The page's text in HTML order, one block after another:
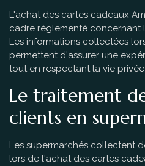
L'achat des cartes cadeaux
cadre réglementé concernant
Les informations collectées
permettent d'assurer une
tout en respectant la vie
Le traitement
clients en
Les supermarchés collectent
lors de l'achat des cartes